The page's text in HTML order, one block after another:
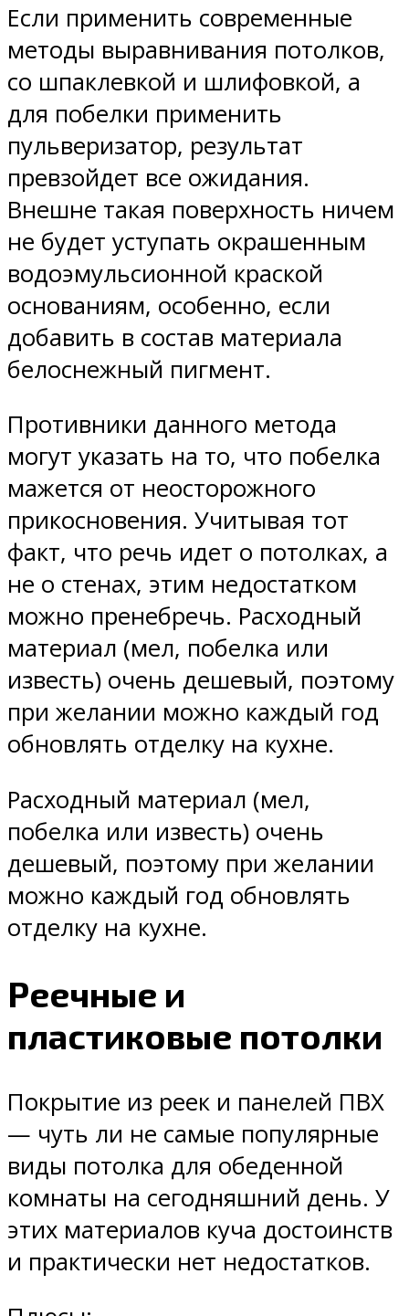
Если применить современные
методы выравнивания потолков,
со шпаклевкой и шлифовкой, а
для побелки применить
пульверизатор, результат
превзойдет все ожидания.
Внешне такая поверхность ничем
не будет уступать окрашенным
водоэмульсионной краской
основаниям, особенно, если
добавить в состав материала
белоснежный пигмент.
Противники данного метода
могут указать на то, что побелка
мажется от неосторожного
прикосновения. Учитывая тот
факт, что речь идет о потолках, а
не о стенах, этим недостатком
можно пренебречь. Расходный
материал (мел, побелка или
известь) очень дешевый, поэтому
при желании можно каждый год
обновлять отделку на кухне.
Расходный материал (мел,
побелка или известь) очень
дешевый, поэтому при желании
можно каждый год обновлять
отделку на кухне.
Реечные и
пластиковые потолки
Покрытие из реек и панелей ПВХ
— чуть ли не самые популярные
виды потолка для обеденной
комнаты на сегодняшний день. У
этих материалов куча достоинств
и практически нет недостатков.